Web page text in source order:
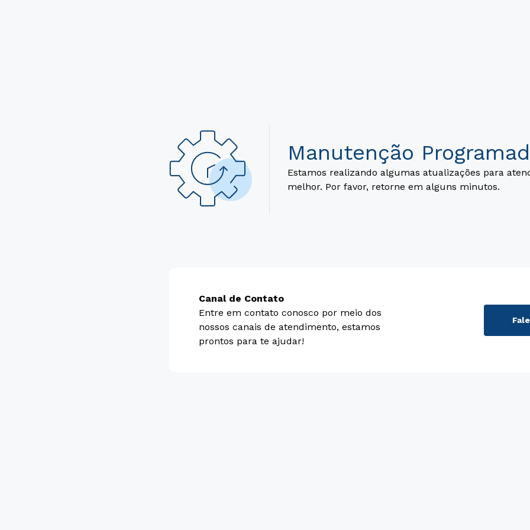
Manutenção
Estamos realizando algumas atualizações para
melhor. Por favor, retorne em alguns minutos.
Canal de Contato
Entre em contato conosco por meio dos
nossos canais de atendimento, estamos
prontos para te ajudar!